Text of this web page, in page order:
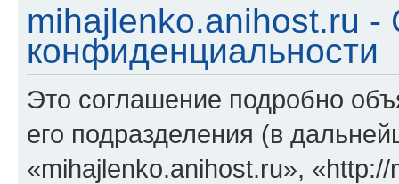
mihajlenko.anihost.ru -
конфиденциальности
Это соглашение подробно
его подразделения (в
«mihajlenko.anihost.ru»,